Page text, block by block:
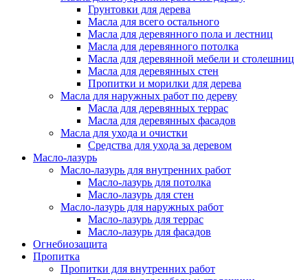
Грунтовки для дерева
Масла для всего остального
Масла для деревянного пола и лестниц
Масла для деревянного потолка
Масла для деревянной мебели и столешниц
Масла для деревянных стен
Пропитки и морилки для дерева
Масла для наружных работ по дереву
Масла для деревянных террас
Масла для деревянных фасадов
Масла для ухода и очистки
Средства для ухода за деревом
Масло-лазурь
Масло-лазурь для внутренних работ
Масло-лазурь для потолка
Масло-лазурь для стен
Масло-лазурь для наружных работ
Масло-лазурь для террас
Масло-лазурь для фасадов
Огнебиозащита
Пропитка
Пропитки для внутренних работ